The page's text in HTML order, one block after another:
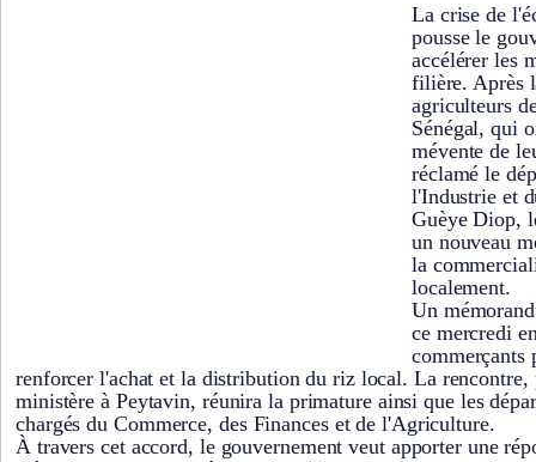
La crise de
pousse le
accélérer les
filière. Après
agriculteurs
Sénégal, qui
mévente de
réclamé le
l'Industrie et
Guèye Diop,
un nouveau
la
localement.
Un
ce mercredi
commerçants
renforcer l'achat et la distribution du riz local. La rencontre,
ministère à Peytavin, réunira la primature ainsi que les
chargés du Commerce, des Finances et de l'Agriculture.
À travers cet accord, le gouvernement veut apporter une